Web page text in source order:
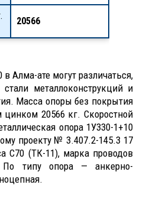
20566
Алма-ате могут различаться,
металлоконструкций и
Масса опоры без покрытия
цинком 20566 кг. Скоростной
опора 1У330-1+10
проекту № 3.407.2-145.3 17
(ТК-11), марка проводов
По типу опора — анкерно-